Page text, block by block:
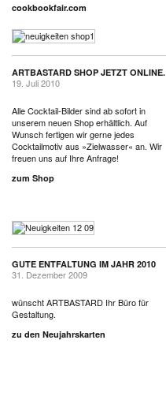
cookbookfair.com
ARTBASTARD SHOP JETZT ONLINE.
19. Juli 2010
Alle Cocktail-Bilder sind ab sofort in
unserem neuen Shop erhältlich. Auf
Wunsch fertigen wir gerne jedes
Cocktailmotiv aus »Zielwasser« an. Wir
freuen uns auf Ihre Anfrage!
zum Shop
GUTE ENTFALTUNG IM JAHR 2010
31. Dezember 2009
wünscht ARTBASTARD Ihr Büro für
Gestaltung.
zu den Neujahrskarten